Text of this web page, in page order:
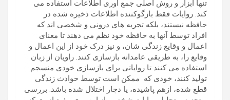
تنها ابزار و روش اصلی جمع آوری اطلاعات استفاده می
کند. روایات فقط بازگوکننده اطلاعات ذخیره شده در
حافظه نیستند، بلکه تجربه های درونی و شخصی اند که
افراد توسط آنها به حافظه خود نظم می دهند تا معنای
اعمال و وقایع زندگی شان، و نیز درک خود از این اعمال و
وقایع را، به طریقی عامدانه بازسازی کنند. راویان از زبان
استفاده می کنند تا روایاتی برای بازسازی خودی منسجم
تولید کنند، خودی که ممکن است توسط حوادث زندگی
قطع شده، ازهم پاشیده، یا دچار اختلال شده باشد. بررسی